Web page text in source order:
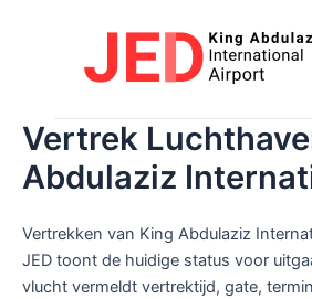
Vertrek
Abdulaziz
Vertrekken van King Abdulaziz
JED toont de huidige status voor
vlucht vermeldt vertrektijd, gate,